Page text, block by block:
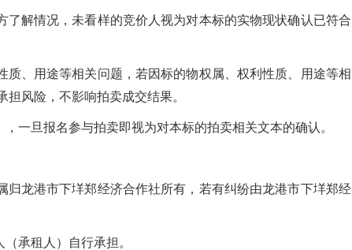
解情况，未看样的竞价人视为对本标的实物现状确认已符合
、用途等相关问题，若因标的物权属、权利性质、用途等相
风险，不影响拍卖成交结果。
一旦报名参与拍卖即视为对本标的拍卖相关文本的确认。
归龙港市下垟郑经济合作社所有，若有纠纷由龙港市下垟郑经
承租人）自行承担。